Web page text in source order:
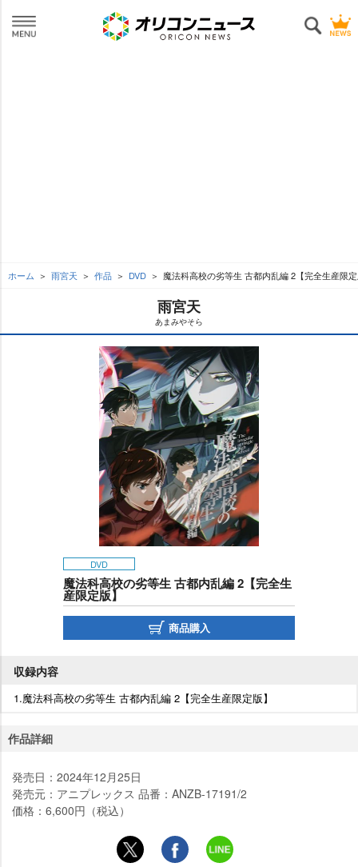
ホーム 雨宮天 作品 DVD 魔法科高校の劣等生 古都内乱編 2【完全生産限
雨宮天
あまみやそら
DVD
魔法科高校の劣等生 古都内乱編 2【完全生
産限定版】
商品購入
収録内容
1.魔法科高校の劣等生 古都内乱編 2【完全生産限定版】
作品詳細
発売日：2024年12月25日
発売元：アニプレックス 品番：ANZB-17191/2
価格：6,600円（税込）